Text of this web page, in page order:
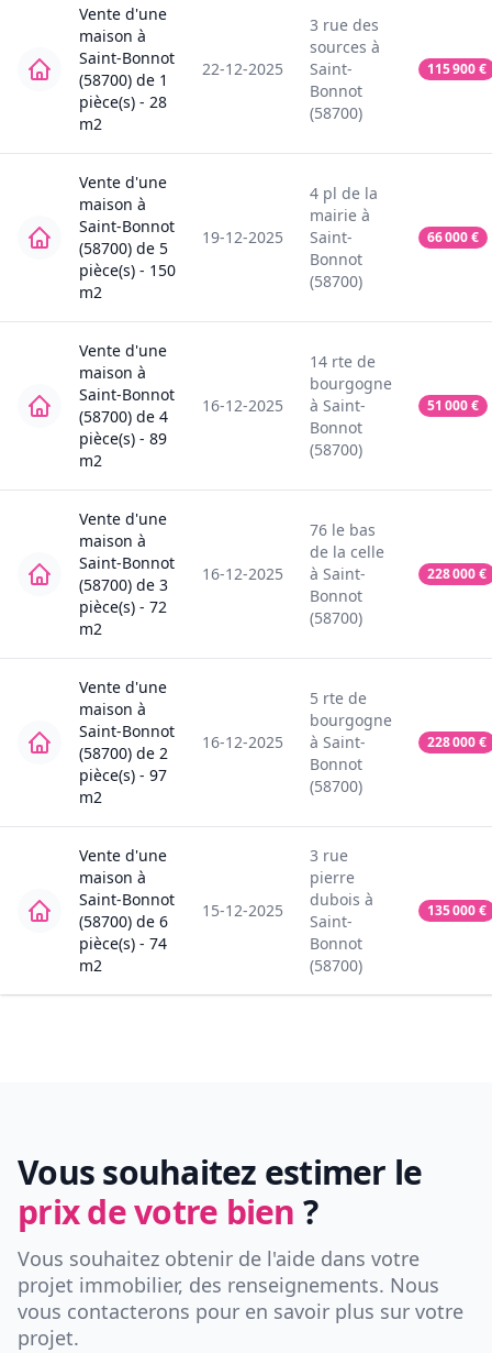
Vente d'une
maison à
Saint-Bonnot
(58700) de 1
pièce(s) - 28
m2
22-12-2025
3 rue des
sources à
Saint-
Bonnot
(58700)
115 900€
Vente d'une
maison à
Saint-Bonnot
(58700) de 5
pièce(s) - 150
m2
19-12-2025
4 pl de la
mairie à
Saint-
Bonnot
(58700)
66 000€
Vente d'une
maison à
Saint-Bonnot
(58700) de 4
pièce(s) - 89
m2
16-12-2025
14 rte de
bourgogne
à Saint-
Bonnot
(58700)
51 000€
Vente d'une
maison à
Saint-Bonnot
(58700) de 3
pièce(s) - 72
m2
16-12-2025
76 le bas
de la celle
à Saint-
Bonnot
(58700)
228 000€
Vente d'une
maison à
Saint-Bonnot
(58700) de 2
pièce(s) - 97
m2
16-12-2025
5 rte de
bourgogne
à Saint-
Bonnot
(58700)
228 000€
Vente d'une
maison à
Saint-Bonnot
(58700) de 6
pièce(s) - 74
m2
15-12-2025
3 rue
pierre
dubois à
Saint-
Bonnot
(58700)
135 000€
Vous souhaitez estimer le
prix de votre bien ?
Vous souhaitez obtenir de l'aide dans votre
projet immobilier, des renseignements. Nous
vous contacterons pour en savoir plus sur votre
projet.